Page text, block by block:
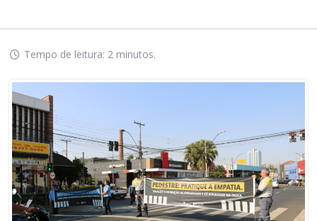
Tempo de leitura: 2 minutos.